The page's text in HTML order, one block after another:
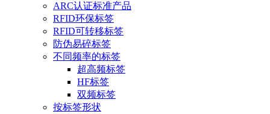
ARC认证标准产品
RFID环保标签
RFID可转移标签
防伪易碎标签
不同频率的标签
超高频标签
HF标签
双频标签
按标签形状